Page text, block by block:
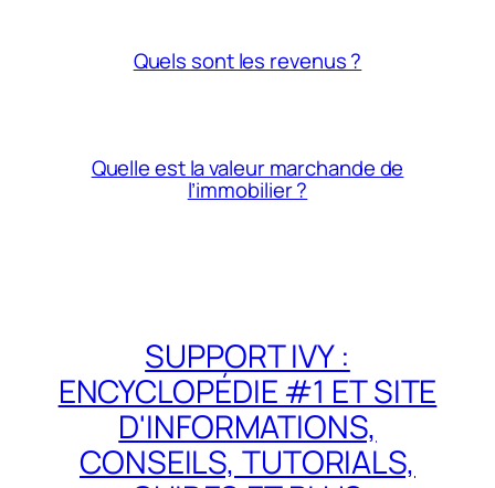
Quels sont les revenus ?
Quelle est la valeur marchande de
l’immobilier ?
SUPPORT IVY :
ENCYCLOPÉDIE #1 ET SITE
D'INFORMATIONS,
CONSEILS, TUTORIALS,